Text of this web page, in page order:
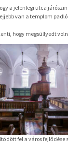
a jelenlegi utca
van a templom
hogy megsüllyedt
fel a város fejlődése